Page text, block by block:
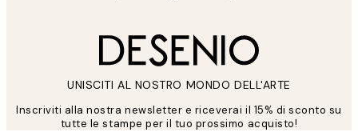
UNISCITI AL NOSTRO MONDO DELL'ARTE
Inscriviti alla nostra newsletter e riceverai il 15% di sconto su
tutte le stampe per il tuo prossimo acquisto!